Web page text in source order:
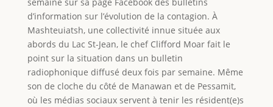
d’information sur l’évolution de la contagion. À
Mashteuiatsh, une collectivité innue située aux
abords du Lac St-Jean, le chef Clifford Moar fait le
point sur la situation dans un bulletin
radiophonique diffusé deux fois par semaine. Même
son de cloche du côté de Manawan et de Pessamit,
où les médias sociaux servent à tenir les résident(e)s